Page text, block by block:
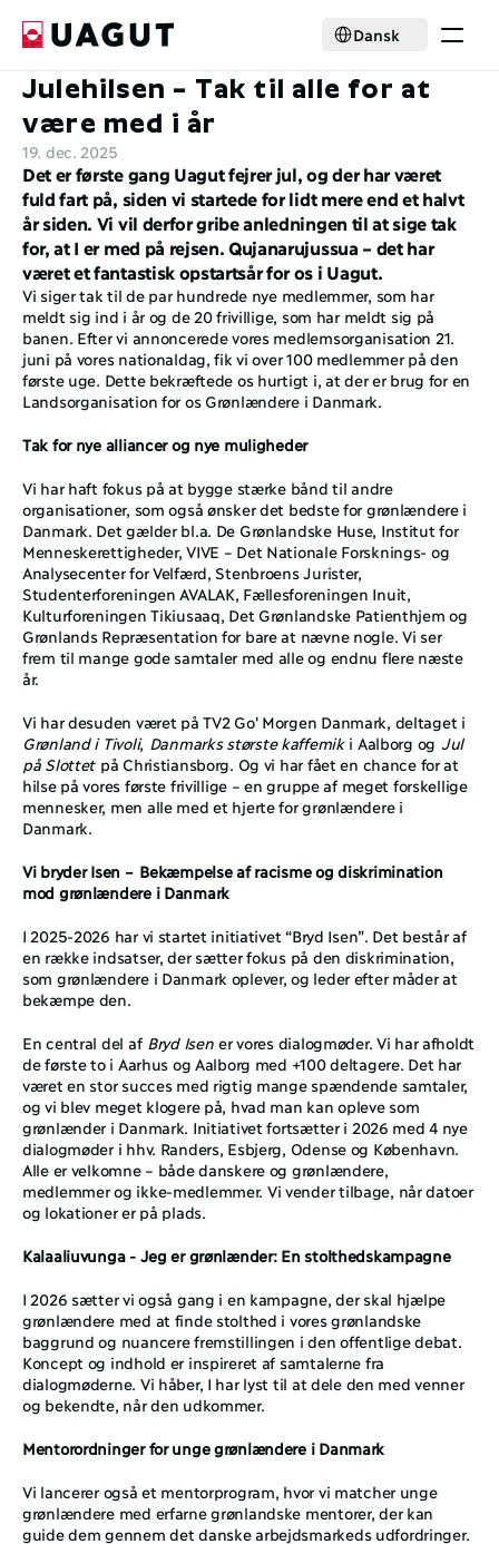
Select Language
Dansk
Krisehjælp
Medlemskab
Aktiviteter
Nyheder
Samarbejde
Om foreningen
Select Language
Dansk
Bliv medlem
Julehilsen – Tak til alle for at
være med i år
19. dec. 2025
Det er første gang Uagut fejrer jul, og der har været
fuld fart på, siden vi startede for lidt mere end et halvt
år siden. Vi vil derfor gribe anledningen til at sige tak
for, at I er med på rejsen. Qujanarujussua – det har
været et fantastisk opstartsår for os i Uagut.
Vi siger tak til de par hundrede nye medlemmer, som har
meldt sig ind i år og de 20 frivillige, som har meldt sig på
banen. Efter vi annoncerede vores medlemsorganisation 21.
juni på vores nationaldag, fik vi over 100 medlemmer på den
første uge. Dette bekræftede os hurtigt i, at der er brug for en
Landsorganisation for os Grønlændere i Danmark.
Tak for nye alliancer og nye muligheder
Vi har haft fokus på at bygge stærke bånd til andre
organisationer, som også ønsker det bedste for grønlændere i
Danmark. Det gælder bl.a. De Grønlandske Huse, Institut for
Menneskerettigheder, VIVE – Det Nationale Forsknings- og
Analysecenter for Velfærd, Stenbroens Jurister,
Studenterforeningen AVALAK, Fællesforeningen Inuit,
Kulturforeningen Tikiusaaq, Det Grønlandske Patienthjem og
Grønlands Repræsentation for bare at nævne nogle. Vi ser
frem til mange gode samtaler med alle og endnu flere næste
år.
Vi har desuden været på TV2 Go' Morgen Danmark, deltaget i
Grønland i Tivoli, Danmarks største kaffemik i Aalborg og
Jul
på Slottet på Christiansborg. Og vi har fået en chance for at
hilse på vores første frivillige – en gruppe af meget forskellige
mennesker, men alle med et hjerte for grønlændere i
Danmark.
Vi bryder Isen – Bekæmpelse af racisme og diskrimination
mod grønlændere i Danmark
I 2025-2026 har vi startet initiativet “Bryd Isen”. Det består af
en række indsatser, der sætter fokus på den diskrimination,
som grønlændere i Danmark oplever, og leder efter måder at
bekæmpe den.
En central del af Bryd Isen er vores dialogmøder. Vi har afholdt
de første to i Aarhus og Aalborg med +100 deltagere. Det har
været en stor succes med rigtig mange spændende samtaler,
og vi blev meget klogere på, hvad man kan opleve som
grønlænder i Danmark. Initiativet fortsætter i 2026 med 4 nye
dialogmøder i hhv. Randers, Esbjerg, Odense og København.
Alle er velkomne – både danskere og grønlændere,
medlemmer og ikke-medlemmer. Vi vender tilbage, når datoer
og lokationer er på plads.
Kalaaliuvunga - Jeg er grønlænder: En stolthedskampagne
I 2026 sætter vi også gang i en kampagne, der skal hjælpe
grønlændere med at finde stolthed i vores grønlandske
baggrund og nuancere fremstillingen i den offentlige debat.
Koncept og indhold er inspireret af samtalerne fra
dialogmøderne. Vi håber, I har lyst til at dele den med venner
og bekendte, når den udkommer.
Mentorordninger for unge grønlændere i Danmark
Vi lancerer også et mentorprogram, hvor vi matcher unge
grønlændere med erfarne grønlandske mentorer, der kan
guide dem gennem det danske arbejdsmarkeds udfordringer.